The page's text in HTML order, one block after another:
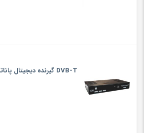
DVB-T گیرنده دیجیتال پاناتک مدل P-DJ4413